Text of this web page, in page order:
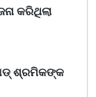
କରିଥିଲା
ଶ୍ରମିକଙ୍କ